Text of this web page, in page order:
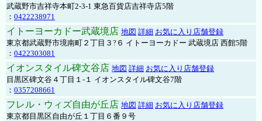
武蔵野市吉祥寺本町2-3-1 東急百貨店吉祥寺店5階
： 0422238971
イトーヨーカドー武蔵境店 地図 詳細 お気に入り店舗登録
東京都武蔵野市境南町２丁目３?６ イトーヨーカドー 武蔵境店 西館5階
： 0422303081
イオンスタイル碑文谷店 地図 詳細 お気に入り店舗登録
目黒区碑文谷４丁目１-１ イオンスタイル碑文谷7階
： 0357208661
フレル・ウィズ自由が丘店 地図 詳細 お気に入り店舗登録
東京都目黒区自由が丘１丁目６番９号